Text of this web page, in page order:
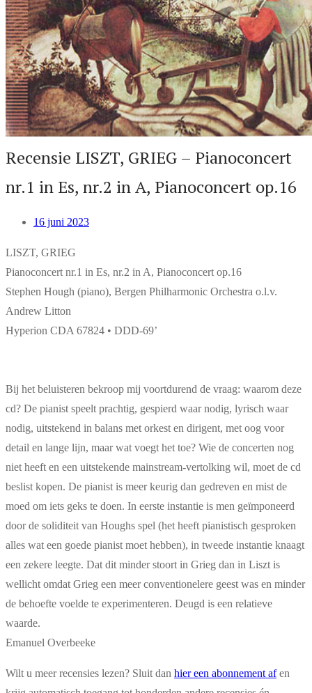
Recensie LISZT, GRIEG – Pianoconcert
nr.1 in Es, nr.2 in A, Pianoconcert op.16
16 juni 2023
LISZT, GRIEG
Pianoconcert nr.1 in Es, nr.2 in A, Pianoconcert op.16
Stephen Hough (piano), Bergen Philharmonic Orchestra o.l.v.
Andrew Litton
Hyperion CDA 67824 • DDD-69’
Bij het beluisteren bekroop mij voortdurend de vraag: waarom deze
cd? De pianist speelt prachtig, gespierd waar nodig, lyrisch waar
nodig, uitstekend in balans met orkest en dirigent, met oog voor
detail en lange lijn, maar wat voegt het toe? Wie de concerten nog
niet heeft en een uitstekende mainstream-vertolking wil, moet de cd
beslist kopen. De pianist is meer keurig dan gedreven en mist de
moed om iets geks te doen. In eerste instantie is men geïmponeerd
door de soliditeit van Houghs spel (het heeft pianistisch gesproken
alles wat een goede pianist moet hebben), in tweede instantie knaagt
een zekere leegte. Dat dit minder stoort in Grieg dan in Liszt is
wellicht omdat Grieg een meer conventionelere geest was en minder
de behoefte voelde te experimenteren. Deugd is een relatieve
waarde.
Emanuel Overbeeke
Wilt u meer recensies lezen? Sluit dan hier een abonnement afen